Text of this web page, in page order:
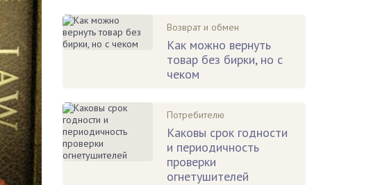
Возврат и обмен
Как можно вернуть
товар без бирки, но с
чеком
Потребителю
Каковы срок годности
и периодичность
проверки
огнетушителей